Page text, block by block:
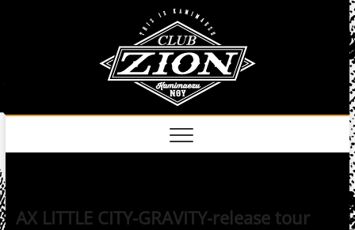
AX LITTLE CITY-GRAVITY-release tour